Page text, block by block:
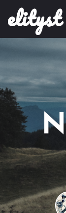
elityst
Skip to content